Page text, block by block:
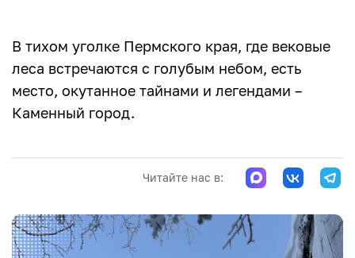
Улицы и дома Каменного города
Зимнее предостережение
Как добраться до Каменного города
В тихом уголке Пермского края, где вековые
леса встречаются с голубым небом, есть
место, окутанное тайнами и легендами –
Каменный город.
Читайте нас в: